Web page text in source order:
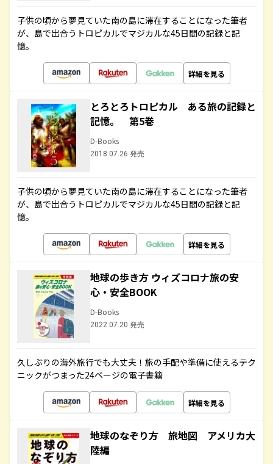
子供の頃から夢見ていた南の島に滞在することになった筆者
が、島で出合うトロピカルでマジカルな45日間の記録と記
憶。
詳細を見る
とろとろトロピカル ある旅の記録と
記憶。 第5巻
D-Books
2018.07.26 発売
子供の頃から夢見ていた南の島に滞在することになった筆者
が、島で出合うトロピカルでマジカルな45日間の記録と記
憶。
詳細を見る
地球の歩き方 ウィズコロナ旅の安
心・安全BOOK
D-Books
2022.07.20 発売
久しぶりの海外旅行でも大丈夫！旅の手配や準備に使えるテク
ニックがつまった24ページの電子書籍
詳細を見る
地球のなぞり方 旅地図 アメリカ大
陸編